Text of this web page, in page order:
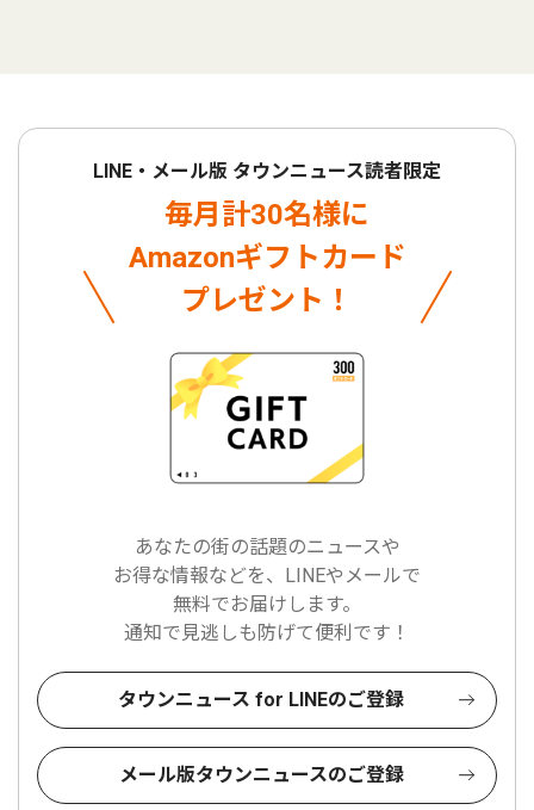
LINE・メール版 タウンニュース読者限定
毎月計30名様に
Amazonギフトカード
プレゼント！
あなたの街の話題のニュースや
お得な情報などを、LINEやメールで
無料でお届けします。
通知で見逃しも防げて便利です！
タウンニュース for LINEのご登録
メール版タウンニュースのご登録